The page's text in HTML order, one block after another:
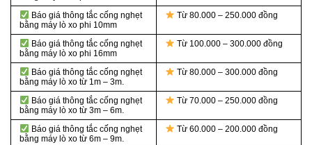
Báo giá thông tắc cống nghẹt
bằng máy lò xo phi 10mm
Từ 80.000 – 250.000 đồng
Báo giá thông tắc cống nghẹt
bằng máy lò xo phi 16mm
Từ 100.000 – 300.000 đồng
Báo giá thông tắc cống nghẹt
bằng máy lò xo từ 1m – 3m.
Từ 80.000 – 300.000 đồng
Báo giá thông tắc cống nghẹt
bằng máy lò xo từ 3m – 6m.
Từ 70.000 – 250.000 đồng
Báo giá thông tắc cống nghẹt
bằng máy lò xo từ 6m – 9m.
Từ 60.000 – 200.000 đồng